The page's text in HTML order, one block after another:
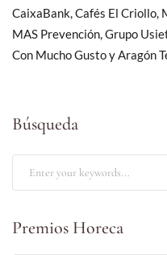
CaixaBank, Cafés El Criollo,
MAS Prevención, Grupo
Con Mucho Gusto y Aragón
Búsqueda
Premios Horeca